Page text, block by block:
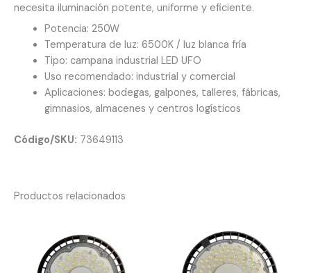
necesita iluminación potente, uniforme y eficiente.
Potencia: 250W
Temperatura de luz: 6500K / luz blanca fría
Tipo: campana industrial LED UFO
Uso recomendado: industrial y comercial
Aplicaciones: bodegas, galpones, talleres, fábricas,
gimnasios, almacenes y centros logísticos
Código/SKU: 73649113
Productos relacionados